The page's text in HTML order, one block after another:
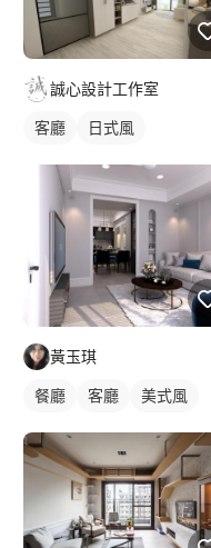
誠心設計工作室
客廳 日式風
黃玉琪
餐廳 客廳 美式風